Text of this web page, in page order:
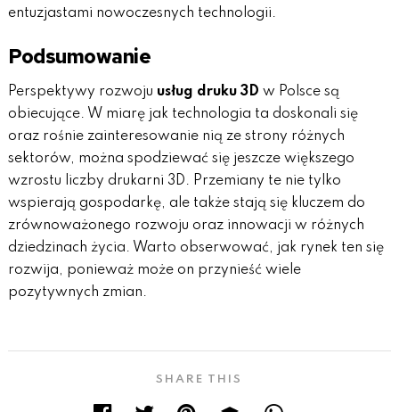
entuzjastami nowoczesnych technologii.
Podsumowanie
Perspektywy rozwoju usług druku 3D w Polsce są
obiecujące. W miarę jak technologia ta doskonali się
oraz rośnie zainteresowanie nią ze strony różnych
sektorów, można spodziewać się jeszcze większego
wzrostu liczby drukarni 3D. Przemiany te nie tylko
wspierają gospodarkę, ale także stają się kluczem do
zrównoważonego rozwoju oraz innowacji w różnych
dziedzinach życia. Warto obserwować, jak rynek ten się
rozwija, ponieważ może on przynieść wiele
pozytywnych zmian.
SHARE THIS